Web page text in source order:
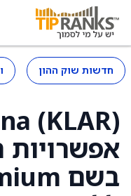
חדשות שוק ההון